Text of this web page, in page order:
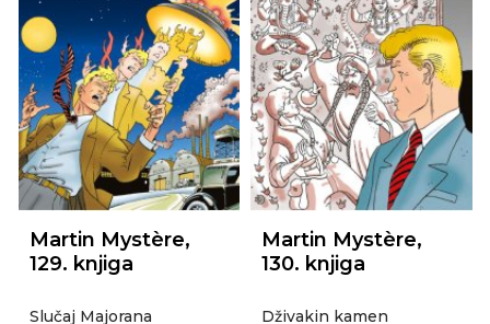
Martin Mystère,
129. knjiga
Slučaj Majorana
Martin Mystère,
130. knjiga
Dživakin kamen